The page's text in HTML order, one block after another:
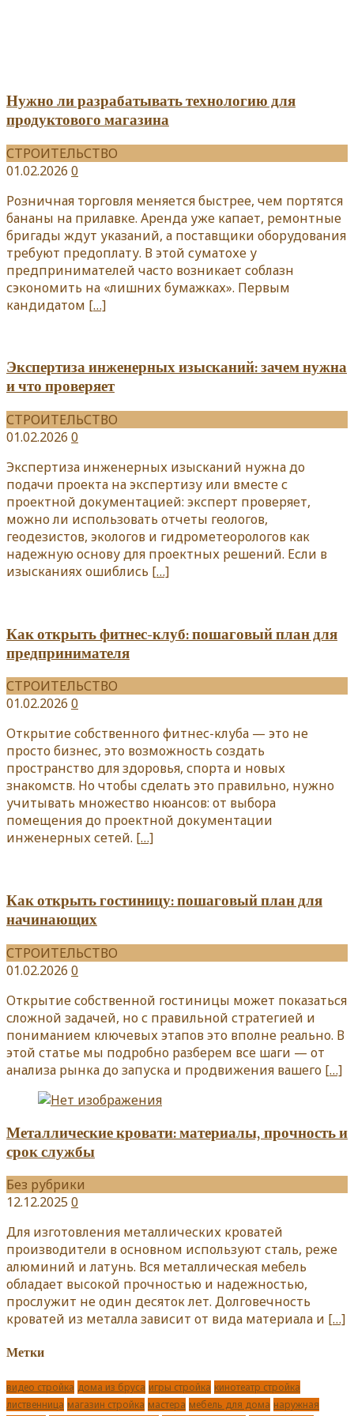
Нужно ли разрабатывать технологию для
продуктового магазина
СТРОИТЕЛЬСТВО
01.02.2026 0
Розничная торговля меняется быстрее, чем портятся
бананы на прилавке. Аренда уже капает, ремонтные
бригады ждут указаний, а поставщики оборудования
требуют предоплату. В этой суматохе у
предпринимателей часто возникает соблазн
сэкономить на «лишних бумажках». Первым
кандидатом […]
Экспертиза инженерных изысканий: зачем нужна
и что проверяет
СТРОИТЕЛЬСТВО
01.02.2026 0
Экспертиза инженерных изысканий нужна до
подачи проекта на экспертизу или вместе с
проектной документацией: эксперт проверяет,
можно ли использовать отчеты геологов,
геодезистов, экологов и гидрометеорологов как
надежную основу для проектных решений. Если в
изысканиях ошиблись […]
Как открыть фитнес-клуб: пошаговый план для
предпринимателя
СТРОИТЕЛЬСТВО
01.02.2026 0
Открытие собственного фитнес-клуба — это не
просто бизнес, это возможность создать
пространство для здоровья, спорта и новых
знакомств. Но чтобы сделать это правильно, нужно
учитывать множество нюансов: от выбора
помещения до проектной документации
инженерных сетей. […]
Как открыть гостиницу: пошаговый план для
начинающих
СТРОИТЕЛЬСТВО
01.02.2026 0
Открытие собственной гостиницы может показаться
сложной задачей, но с правильной стратегией и
пониманием ключевых этапов это вполне реально. В
этой статье мы подробно разберем все шаги — от
анализа рынка до запуска и продвижения вашего […]
Металлические кровати: материалы, прочность и
срок службы
Без рубрики
12.12.2025 0
Для изготовления металлических кроватей
производители в основном используют сталь, реже
алюминий и латунь. Вся металлическая мебель
обладает высокой прочностью и надежностью,
прослужит не один десяток лет. Долговечность
кроватей из металла зависит от вида материала и […]
Метки
видео стройка дома из бруса игры стройка кинотеатр стройка
лиственница магазин стройка мастера мебель для дома наружная